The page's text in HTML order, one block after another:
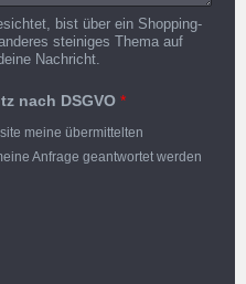
bist über ein Shopping-
steiniges Thema auf
Nachricht.
nach DSGVO *
meine übermittelten
Anfrage geantwortet werden